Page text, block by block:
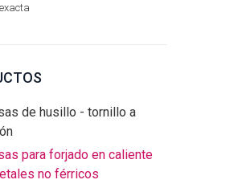
de husillo - tornillo a
para forjado en caliente
no férricos